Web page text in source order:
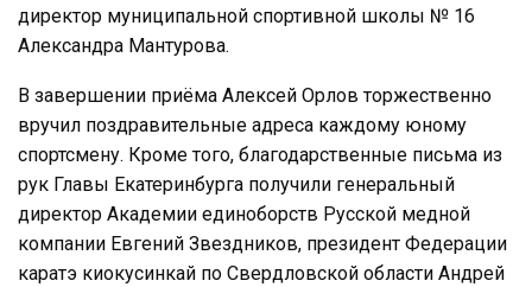
директор муниципальной спортивной школы № 16
Александра Мантурова.
В завершении приёма Алексей Орлов торжественно
вручил поздравительные адреса каждому юному
спортсмену. Кроме того, благодарственные письма из
рук Главы Екатеринбурга получили генеральный
директор Академии единоборств Русской медной
компании Евгений Звездников, президент Федерации
каратэ киокусинкай по Свердловской области Андрей